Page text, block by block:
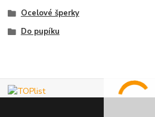
Ocelové šperky
Do pupíku